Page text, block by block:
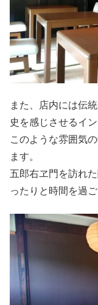
また、店内には伝
史を感じさせるイ
このような雰囲気
ます。
五郎右ヱ門を訪れ
ったりと時間を過